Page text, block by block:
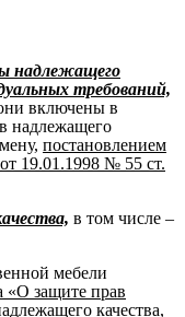
надлежащего
требований,
включены в
надлежащего
постановлением
19.01.1998 № 55 ст.
в том числе –
мебели
«О защите прав
качества,